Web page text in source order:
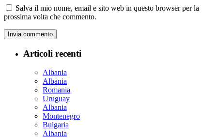
Salva il mio nome, email e sito web in questo browser per la
prossima volta che commento.
Articoli recenti
Albania
Albania
Romania
Uruguay
Albania
Montenegro
Bulgaria
Albania